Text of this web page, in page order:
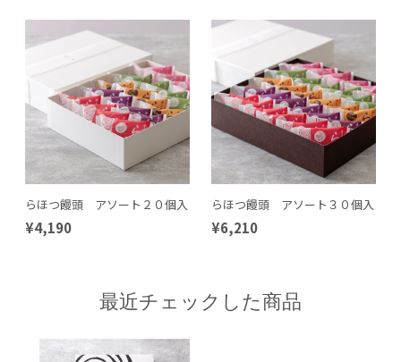
らほつ饅頭 アソート２０個入
¥4,190
らほつ饅頭 アソート３０個入
¥6,210
最近チェックした商品